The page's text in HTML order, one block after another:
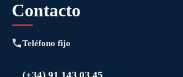
Contacto
Teléfono fijo